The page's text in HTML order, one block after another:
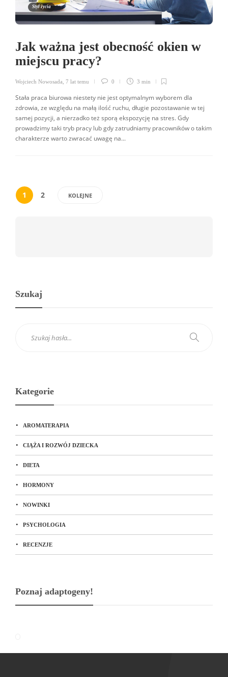
Styl życia
Jak ważna jest obecność okien w
miejscu pracy?
Wojciech Nowosada 7 lat temu 0 3 min
Stała praca biurowa niestety nie jest optymalnym wyborem dla
zdrowia, ze względu na małą ilość ruchu, długie pozostawanie w tej
samej pozycji, a nierzadko też sporą ekspozycję na stres. Gdy
prowadzimy taki tryb pracy lub gdy zatrudniamy pracowników o takim
charakterze warto zwracać uwagę na...
1 2 KOLEJNE
Szukaj
Kategorie
AROMATERAPIA
CIĄŻA I ROZWÓJ DZIECKA
DIETA
HORMONY
NOWINKI
PSYCHOLOGIA
RECENZJE
Poznaj adaptogeny!